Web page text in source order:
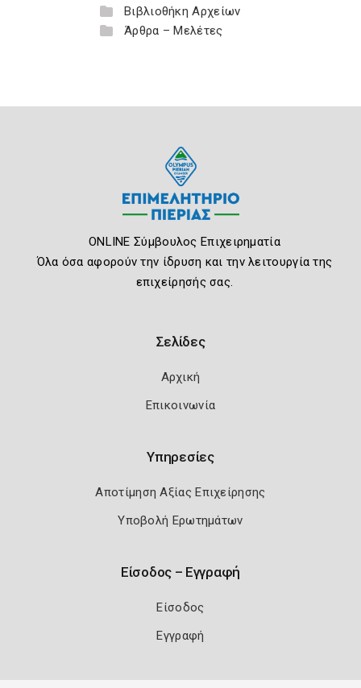
Βιβλιοθήκη Αρχείων
Άρθρα – Μελέτες
ONLINE Σύμβουλος Επιχειρηματία
Όλα όσα αφορούν την ίδρυση και την λειτουργία της
επιχείρησής σας.
Σελίδες
Αρχική
Επικοινωνία
Υπηρεσίες
Αποτίμηση Αξίας Επιχείρησης
Υποβολή Ερωτημάτων
Είσοδος – Εγγραφή
Είσοδος
Εγγραφή